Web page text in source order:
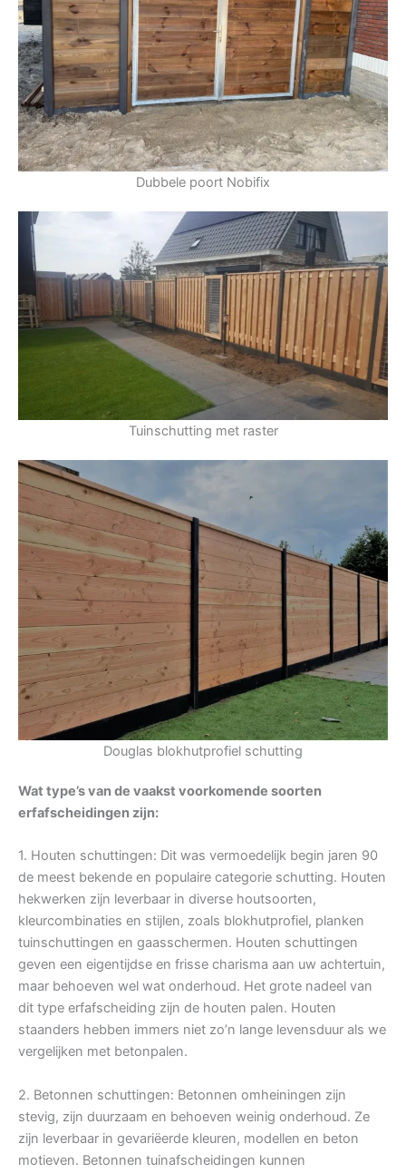
Dubbele poort Nobifix
Tuinschutting met raster
Douglas blokhutprofiel schutting
Wat type’s van de vaakst voorkomende soorten
erfafscheidingen zijn:
1. Houten schuttingen: Dit was vermoedelijk begin jaren 90
de meest bekende en populaire categorie schutting. Houten
hekwerken zijn leverbaar in diverse houtsoorten,
kleurcombinaties en stijlen, zoals blokhutprofiel, planken
tuinschuttingen en gaasschermen. Houten schuttingen
geven een eigentijdse en frisse charisma aan uw achtertuin,
maar behoeven wel wat onderhoud. Het grote nadeel van
dit type erfafscheiding zijn de houten palen. Houten
staanders hebben immers niet zo’n lange levensduur als we
vergelijken met betonpalen.
2. Betonnen schuttingen: Betonnen omheiningen zijn
stevig, zijn duurzaam en behoeven weinig onderhoud. Ze
zijn leverbaar in gevariëerde kleuren, modellen en beton
motieven. Betonnen tuinafscheidingen kunnen